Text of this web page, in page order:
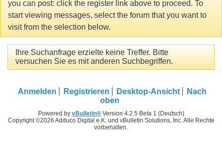
you can post: click the register link above to proceed. To
start viewing messages, select the forum that you want to
visit from the selection below.
Ihre Suchanfrage erzielte keine Treffer. Bitte
versuchen Sie es mit anderen Suchbegriffen.
Anmelden Registrieren Desktop-Ansicht
Nach
oben
Powered by vBulletin®Version 4.2.5 Beta 1 (Deutsch)
Copyright ©2026 Adduco Digital e.K. und vBulletin Solutions, Inc. Alle Rechte
vorbehalten.